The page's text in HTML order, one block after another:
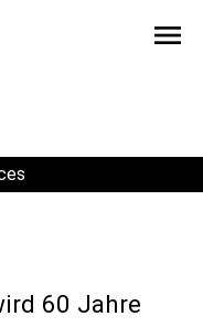
menu
60 Jahre